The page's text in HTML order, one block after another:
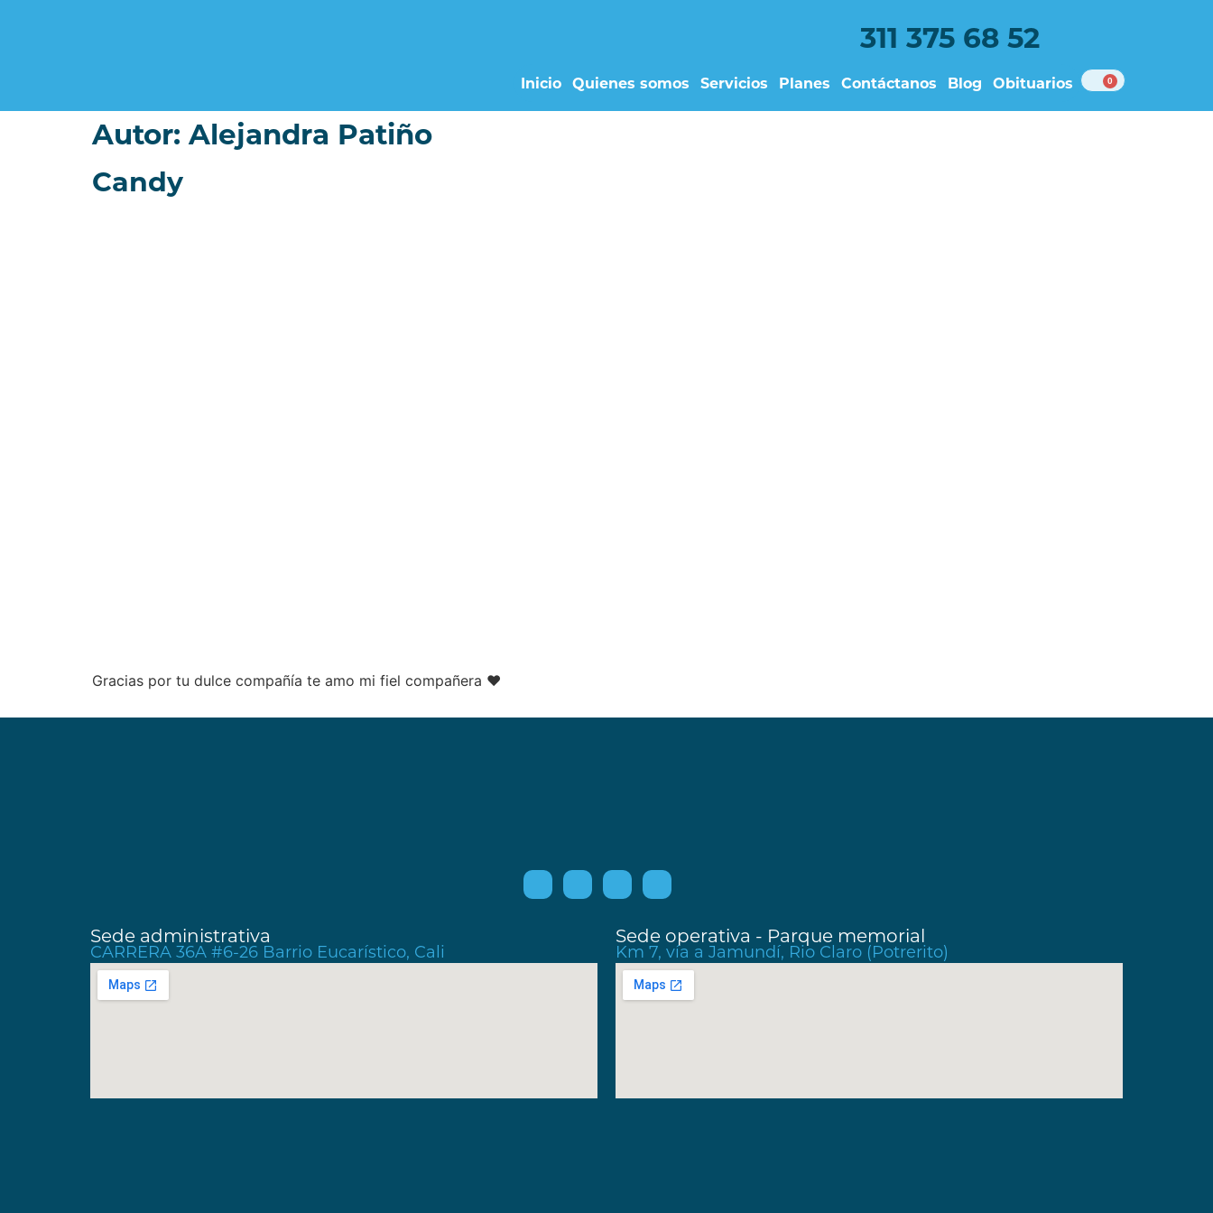
311 375 68 52
0
Inicio Quienes somos Servicios Planes Contáctanos Blog Obituarios
Autor: Alejandra Patiño
Candy
Gracias por tu dulce compañía te amo mi fiel compañera ❤️
Sede administrativa
CARRERA 36A #6-26 Barrio Eucarístico, Cali
Sede operativa - Parque memorial
Km 7, vía a Jamundí, Rio Claro (Potrerito)